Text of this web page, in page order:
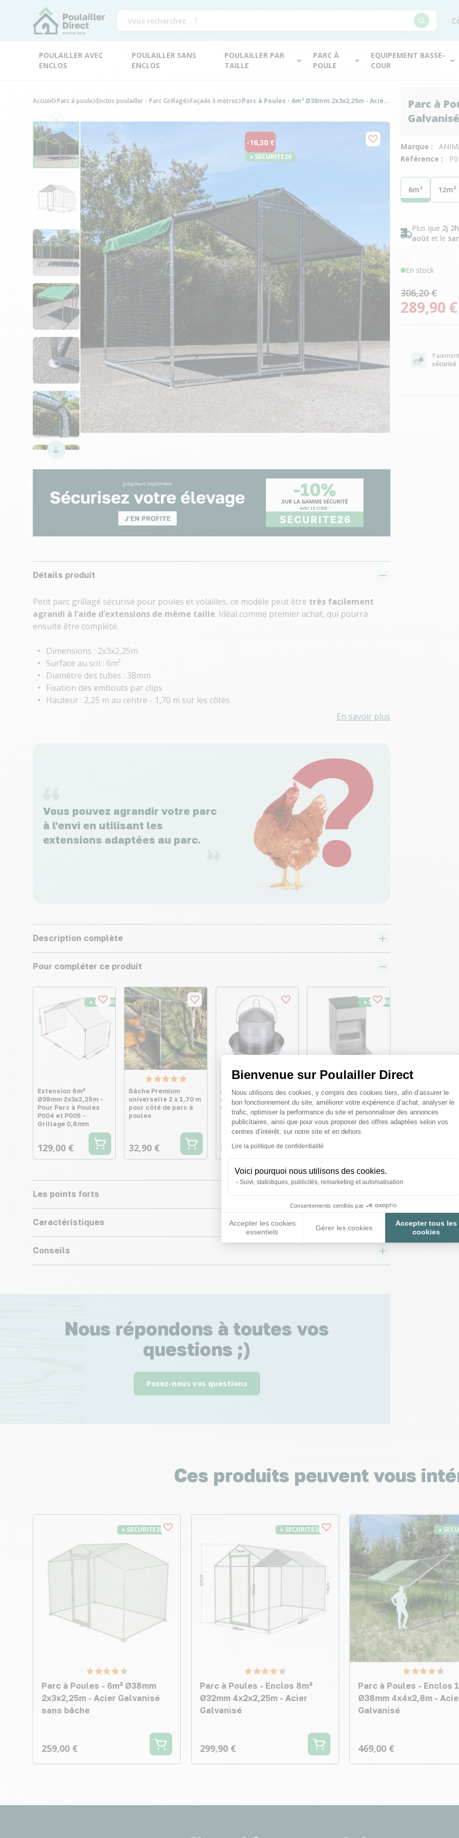
Bienvenue sur Poulailler Direct
Plateforme de Gestion du
Nous utilisons des cookies, y compris des cookies tiers, afin d’assurer le
bon fonctionnement du site, améliorer votre expérience d’achat, analyser le
trafic, optimiser la performance du site et personnaliser des annonces
publicitaires, ainsi que pour vous proposer des offres adaptées selon vos
centres d’intérêt, sur notre site et en dehors.
Lire la politique de confidentialité
Voici pourquoi nous utilisons des cookies.
Suivi, statistiques, publicités, remarketing et automatisation
Consentements certifiés par
Accepter les cookies
essentiels
Gérer les cookies
Accepter tous les
cookies
Axeptio consent
POULAILLER AVEC
ENCLOS
POULAILLER SANS
ENCLOS
POULAILLER PAR
TAILLE
PARC À
POULE
EQUIPEMENT BASSE-
COUR
Parc à
Marque :
Référence :
6m² 12m²
Plus que 2j
août et le
En stock
306,20 €
289,90 €
Paiement
sécurisé
Détails produit
Petit parc grillagé sécurisé pour poules et volailles, ce modèle peut être très facilement
agrandi à l’aide d’extensions de même taille. Idéal comme premier achat, qui pourra
ensuite être complété.
Dimensions : 2x3x2,25m
Surface au sol : 6m²
Diamètre des tubes : 38mm
Fixation des embouts par clips
Hauteur : 2,25 m au centre - 1,70 m sur les côtés
En savoir plus
Vous pouvez agrandir votre parc
à l'envi en utilisant les
extensions adaptées au parc.
Description complète
Pour compléter ce produit
♦ SECURITE26
Extension 6m²
Ø38mm 2x3x2,25m -
Pour Parc à Poules
P004 et P005 -
Grillage 0,8mm
129,00 €
Bâche Premium
universelle 2 x 1,70 m
pour côté de parc à
poules
32,90 €
Abreuvoir volailles en
acier inoxydable 8L -
Gaun
50,20 €
♦ SECURITE26
Mangeoire anti
nuisible volailles
Rooster 10kg - Gaun
61,40 €
Les points forts
Caractéristiques
Conseils
Nous répondons à toutes vos
questions ;)
Posez-nous vos questions
Accueil Parc à poule Enclos poulailler - Parc Grillagé Façade 3 mètres Parc à Poules - 6m² Ø38mm 2x3x2,25m - Acier Galvanisé avec bâche
-16,30 €
♦ SECURITE26
Ces produits peuvent vous
♦ SECURITE26
Parc à Poules - 6m² Ø38mm
2x3x2,25m - Acier Galvanisé
sans bâche
259,00 €
♦ SECURITE26
Parc à Poules - Enclos 8m²
Ø32mm 4x2x2,25m - Acier
Galvanisé
299,90 €
♦
Parc à Poules - Enclos
Ø38mm 4x4x2,8m -
Galvanisé
469,00 €